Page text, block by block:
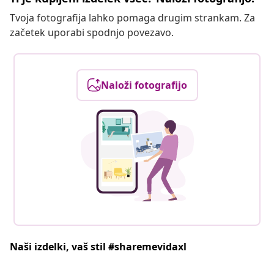
Tvoja fotografija lahko pomaga drugim strankam. Za
začetek uporabi spodnjo povezavo.
Naloži fotografijo
Naši izdelki, vaš stil #sharemevidaxl